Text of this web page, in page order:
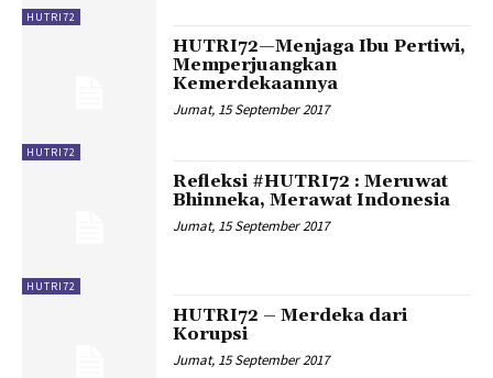
HUTRI72
HUTRI72
HUTRI72—Menjaga Ibu Pertiwi,
Memperjuangkan
Kemerdekaannya
Jumat, 15 September 2017
HUTRI72
Refleksi #HUTRI72 : Meruwat
Bhinneka, Merawat Indonesia
Jumat, 15 September 2017
HUTRI72 – Merdeka dari
Korupsi
Jumat, 15 September 2017